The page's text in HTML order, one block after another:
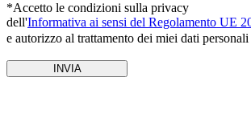
*Accetto le condizioni sulla privacy
dell'Informativa ai sensi del Regolamento UE
e autorizzo al trattamento dei miei dati personali